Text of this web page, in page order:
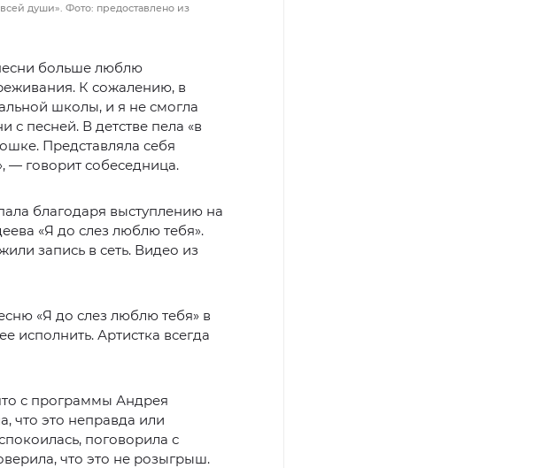
души». Фото: предоставлено из
больше люблю
К сожалению, в
школы, и я не смогла
с песней. В детстве пела «в
Представляла себя
говорит собеседница.
благодаря выступлению на
«Я до слез люблю тебя».
запись в сеть. Видео из
«Я до слез люблю тебя» в
исполнить. Артистка всегда
с программы Андрея
что это неправда или
поговорила с
что это не розыгрыш.